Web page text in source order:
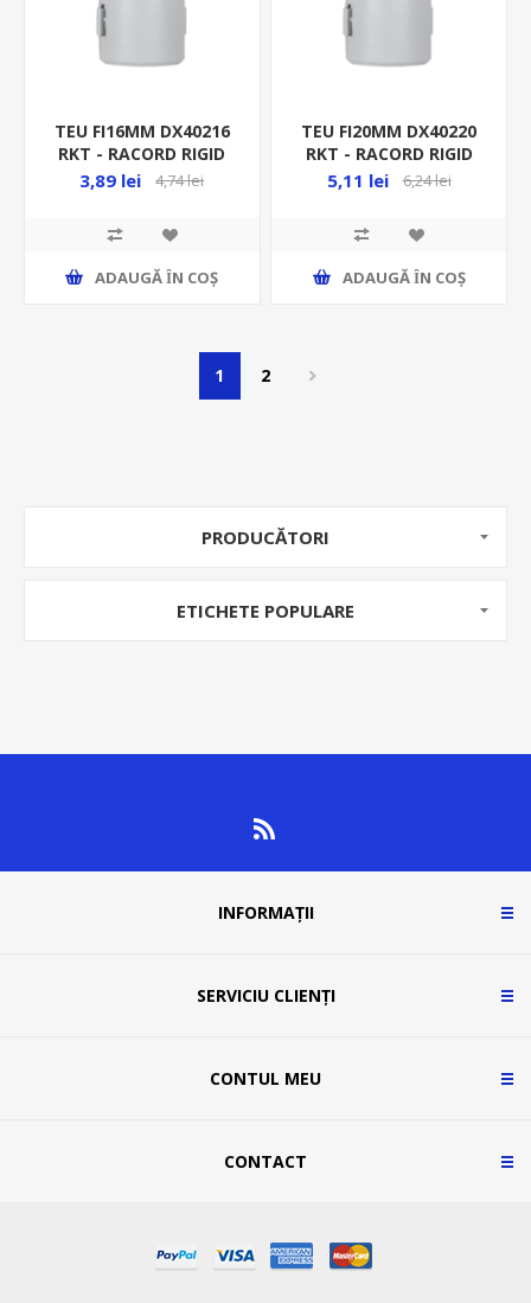
TEU FI16MM DX40216
RKT - RACORD RIGID
3,89 lei 4,74 lei
ADAUGĂ ȊN COŞ
TEU FI20MM DX40220
RKT - RACORD RIGID
5,11 lei 6,24 lei
ADAUGĂ ȊN COŞ
1 2
PRODUCĂTORI
ETICHETE POPULARE
INFORMAȚII
SERVICIU CLIENȚI
CONTUL MEU
CONTACT